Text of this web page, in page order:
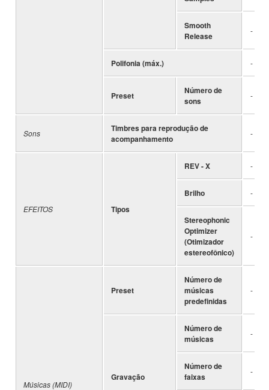
Smooth
Release
-
Polifonia (máx.) -
Preset
Número de
sons
-
Sons
Timbres para reprodução de
acompanhamento
-
EFEITOS Tipos
REV - X -
Brilho -
Stereophonic
Optimizer
(Otimizador
estereofônico)
-
Músicas (MIDI)
Preset
Número de
músicas
predefinidas
-
Gravação
Número de
músicas
-
Número de
faixas
-